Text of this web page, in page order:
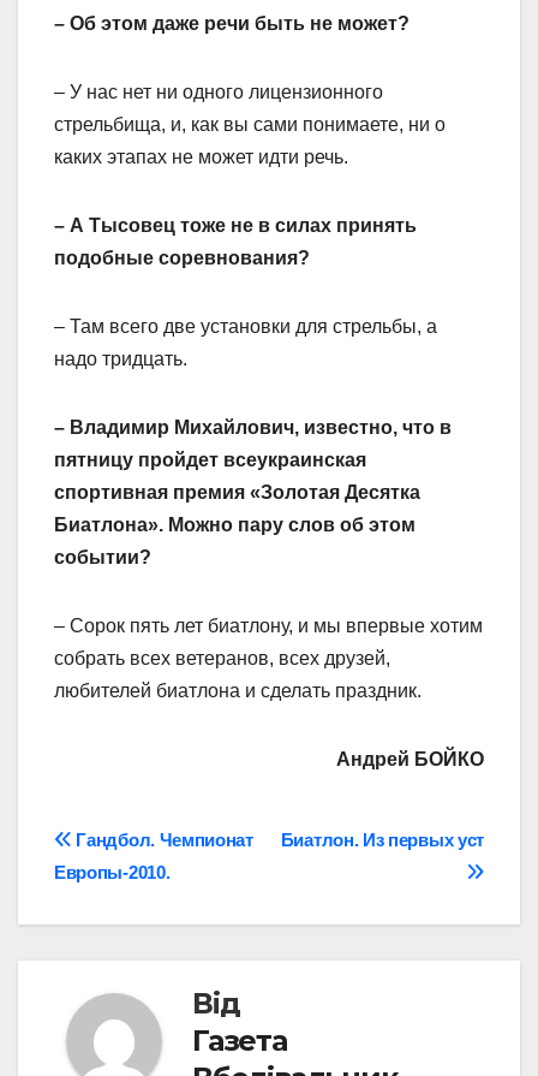
– Об этом даже речи быть не может?
– У нас нет ни одного лицензионного
стрельбища, и, как вы сами понимаете, ни о
каких этапах не может идти речь.
– А Тысовец тоже не в силах принять
подобные соревнования?
– Там всего две установки для стрельбы, а
надо тридцать.
– Владимир Михайлович, известно, что в
пятницу пройдет всеукраинская
спортивная премия «Золотая Десятка
Биатлона». Можно пару слов об этом
событии?
– Сорок пять лет биатлону, и мы впервые хотим
собрать всех ветеранов, всех друзей,
любителей биатлона и сделать праздник.
Андрей БОЙКО
Навігація
записів
Биатлон. Из первых уст
Гандбол. Чемпионат
Европы-2010.
Від
Газета